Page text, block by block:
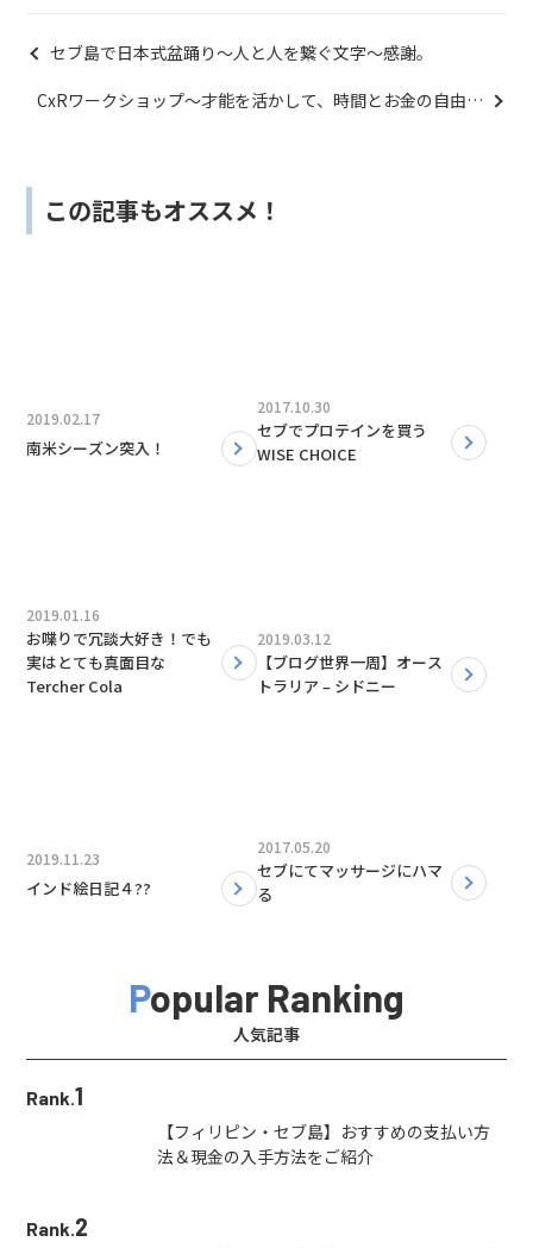
セブ島で日本式盆踊り〜人と人を繋ぐ文字〜感謝。
CxRワークショップ〜才能を活かして、時間とお金の自由を
この記事もオススメ！
2019.02.17
南米シーズン突入！
2017.10.30
セブでプロテインを買う
WISE CHOICE
2019.01.16
お喋りで冗談大好き！でも
実はとても真面目な
Tercher Cola
2019.03.12
【ブログ世界一周】オース
トラリア – シドニー
2019.11.23
インド絵日記４??
2017.05.20
セブにてマッサージにハマ
る
Popular Ranking
人気記事
Rank.1
【フィリピン・セブ島】おすすめの支払い方
法＆現金の入手方法をご紹介
Rank.2